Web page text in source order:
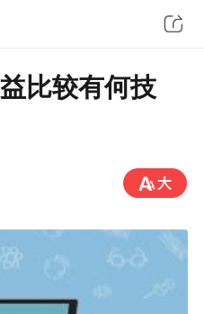
比较有何技